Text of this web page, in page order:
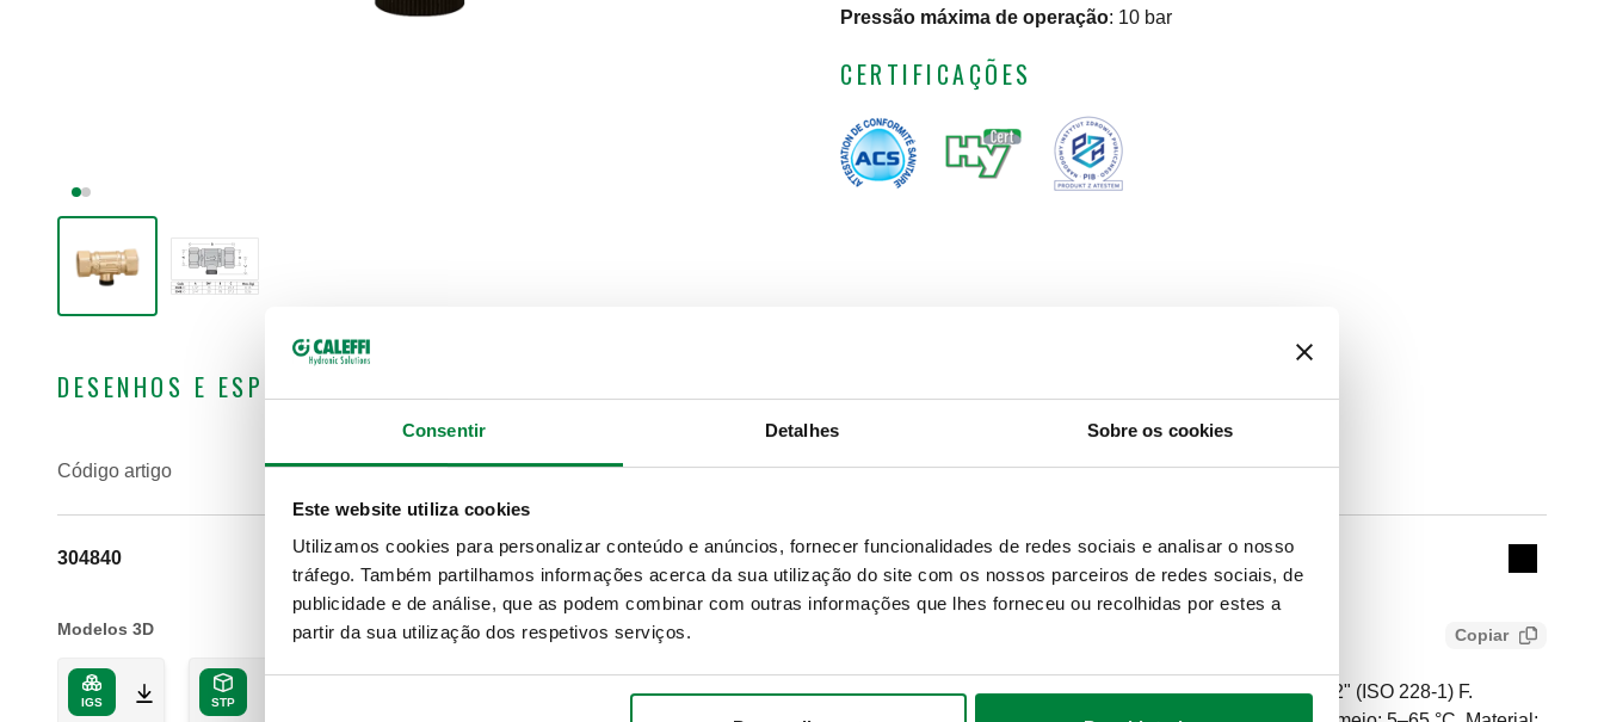
Consentir Detalhes Sobre os cookies
Este website utiliza cookies
Utilizamos cookies para personalizar conteúdo e anúncios, fornecer funcionalidades de redes sociais e analisar o nosso
tráfego. Também partilhamos informações acerca da sua utilização do site com os nossos parceiros de redes sociais, de
publicidade e de análise, que as podem combinar com outras informações que lhes forneceu ou recolhidas por estes a
partir da sua utilização dos respetivos serviços.
Pressão máxima de operação: 10 bar
CERTIFICAÇÕES
DESENHOS E ESPECIFICAÇÕES
Código artigo
Conexão
304840 G 1/2" (ISO 228-1) F
Collapse
Modelos 3D
IGS STP
Copiar
CALEFFI, 304840. Válvula de retenção dupla. Conexão: G 1/2" (ISO 228-1) F.